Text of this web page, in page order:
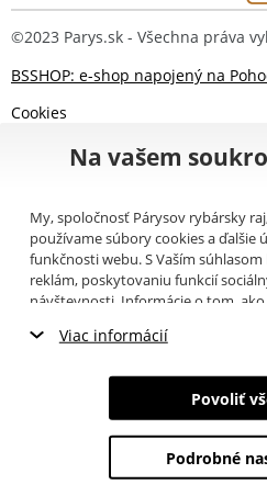
©2023 Parys.sk - Všechna práva
BSSHOP: e-shop napojený na
Cookies
Na vašem
My, spoločnosť Párysov rybársky
používame súbory cookies a ďalšie
funkčnosti webu. S Vaším
reklám, poskytovaniu funkcií
návštevnosti. Informácie o tom,
(napríklad Google).Tu
informáciami, ktoré ste im poskytli
toho, že používate ich služby. Tieto
ďalších úložísk, IP adresu a ďalšie
Viac informácií
Nevyhnutné cookies
Marketingové cookies
Analytické cookies
Povoliť
Podrobné